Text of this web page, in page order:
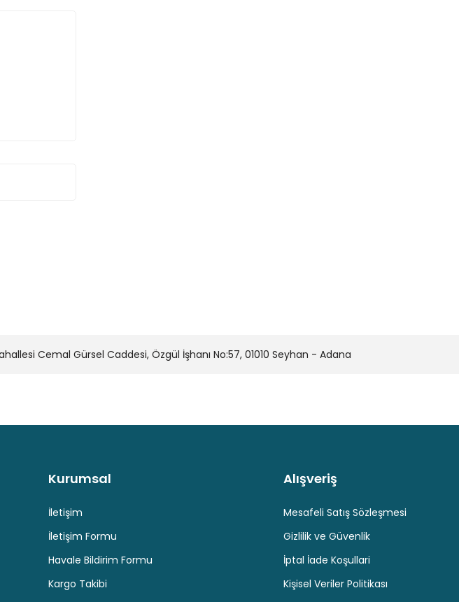
Cemal Gürsel Caddesi, Özgül İşhanı No:57, 01010 Seyhan - Adana
Güvenli Ödeme Hediyeli Ürün Seçenekleri
Kurumsal
İletişim
İletişim Formu
Havale Bildirim Formu
Kargo Takibi
Alışveriş
Mesafeli Satış Sözleşmesi
Gizlilik ve Güvenlik
İptal İade Koşullari
Kişisel Veriler Politikası